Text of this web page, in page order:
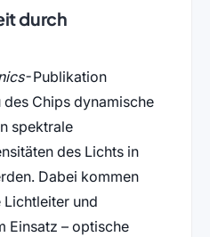
durch
-Publikation
Chips dynamische
spektrale
des Lichts in
Dabei kommen
und
Einsatz – optische